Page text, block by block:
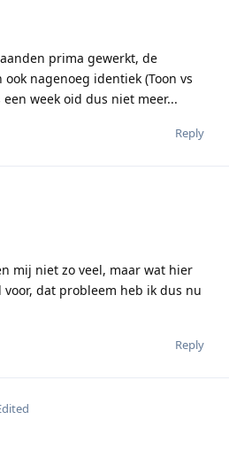
prima gewerkt, de
nagenoeg identiek (Toon vs
week oid dus niet meer...
Reply
mij niet zo veel, maar wat hier
dat probleem heb ik dus nu
Reply